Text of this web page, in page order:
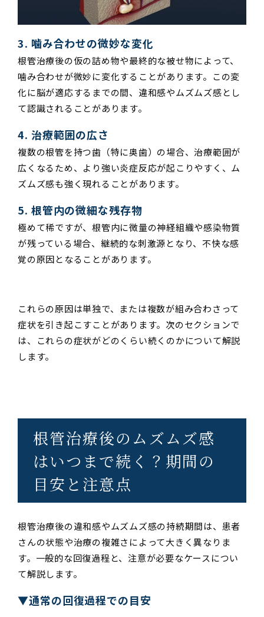
3. 噛み合わせの微妙な変化
根管治療後の仮の詰め物や最終的な被せ物によって、
噛み合わせが微妙に変化することがあります。この変
化に脳が適応するまでの間、違和感やムズムズ感とし
て認識されることがあります。
4. 治療範囲の広さ
複数の根管を持つ歯（特に奥歯）の場合、治療範囲が
広くなるため、より強い炎症反応が起こりやすく、ム
ズムズ感も強く現れることがあります。
5. 根管内の微細な残存物
極めて稀ですが、根管内に微量の神経組織や感染物質
が残っている場合、継続的な刺激源となり、不快な感
覚の原因となることがあります。
これらの原因は単独で、または複数が組み合わさって
症状を引き起こすことがあります。次のセクションで
は、これらの症状がどのくらい続くのかについて解説
します。
根管治療後のムズムズ感
はいつまで続く？期間の
目安と注意点
根管治療後の違和感やムズムズ感の持続期間は、患者
さんの状態や治療の複雑さによって大きく異なりま
す。一般的な回復過程と、注意が必要なケースについ
て解説します。
▼通常の回復過程での目安